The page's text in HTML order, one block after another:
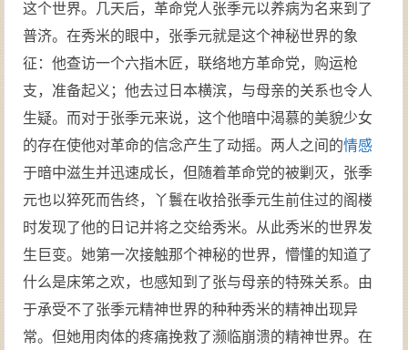
这个世界。几天后，革命党人张季元以养病为名来到了
普济。在秀米的眼中，张季元就是这个神秘世界的象
征：他查访一个六指木匠，联络地方革命党，购运枪
支，准备起义；他去过日本横滨，与母亲的关系也令人
生疑。而对于张季元来说，这个他暗中渴慕的美貌少女
的存在使他对革命的信念产生了动摇。两人之间的情感
于暗中滋生并迅速成长，但随着革命党的被剿灭，张季
元也以猝死而告终，丫鬟在收拾张季元生前住过的阁楼
时发现了他的日记并将之交给秀米。从此秀米的世界发
生巨变。她第一次接触那个神秘的世界，懵懂的知道了
什么是床笫之欢，也感知到了张与母亲的特殊关系。由
于承受不了张季元精神世界的种种秀米的精神出现异
常。但她用肉体的疼痛挽救了濒临崩溃的精神世界。在